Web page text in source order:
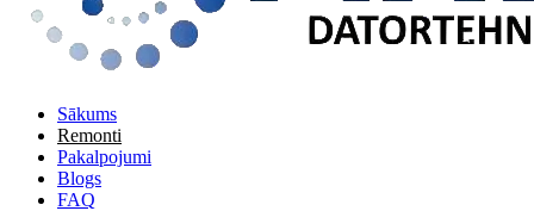
Sākums
Remonti
Pakalpojumi
Blogs
FAQ